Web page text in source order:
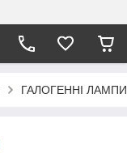
ГАЛОГЕННІ ЛАМПИ